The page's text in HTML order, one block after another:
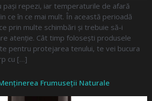
pași repezi, iar temperaturile de afară
ce în ce mai mult. În această perioadă
prin multe schimbări și trebuie să-i
atenție. Cât timp folosești produsele
pentru protejarea tenului, te vei bucura
cu […]
Frumuseții Naturale